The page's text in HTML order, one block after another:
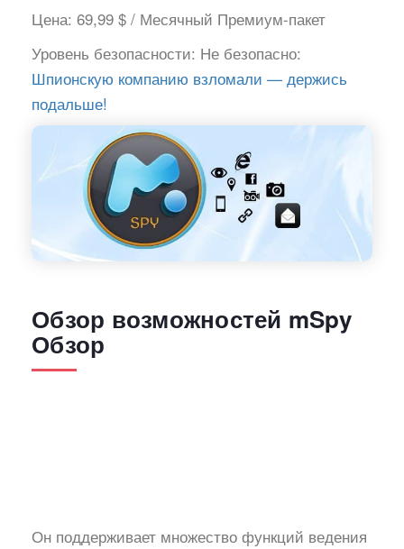
Цена: 69,99 $ / Месячный Премиум-пакет
Уровень безопасности: Не безопасно:
Шпионскую компанию взломали — держись
подальше!
Обзор возможностей mSpy
Обзор
Он поддерживает множество функций ведения